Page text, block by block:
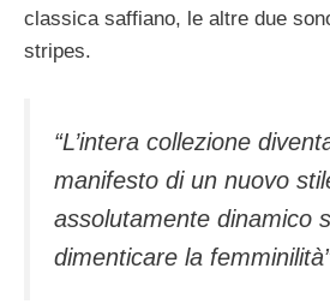
classica saffiano, le altre due
stripes.
“L’intera collezione
manifesto di un nuovo
assolutamente dinamico
dimenticare la